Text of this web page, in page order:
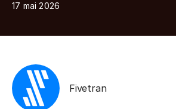
17 mai 2026
Fivetran